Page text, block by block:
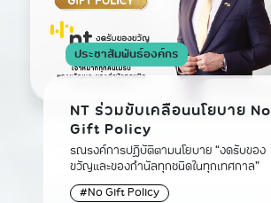
ประชาสัมพันธ์องค์กร
NT ร่วมขับเคลื่อนนโยบาย No
Gift Policy
รณรงค์การปฏิบัติตามนโยบาย “งดรับของ
ขวัญและของกำนัลทุกชนิดในทุกเทศกาล”
#No Gift Policy